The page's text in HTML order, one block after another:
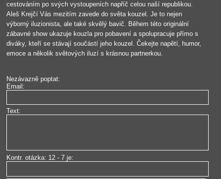
cestováním po svých vystoupeních napříč celou naší republikou.
Aleš Krejčí Vás mezitím zavede do světa kouzel. Je to nejen
výborný iluzionista, ale také skvělý bavič. Během této originální
zábavné show ukazuje kouzla pro pobavení a spolupracuje přímo s
diváky, kteří se stávají součástí jeho kouzel. Čekejte napětí, humor,
emoce a několik světových iluzí s krásnou partnerkou.
Nezávazně poptat:
Email:
Text:
Kontr. otázka: 12 - 7 je: